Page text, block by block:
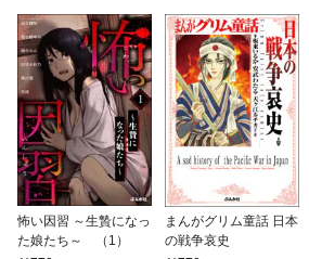
怖い因習 ～生贄になっ
た娘たち～ （1）
まんがグリム童話 日本
の戦争哀史